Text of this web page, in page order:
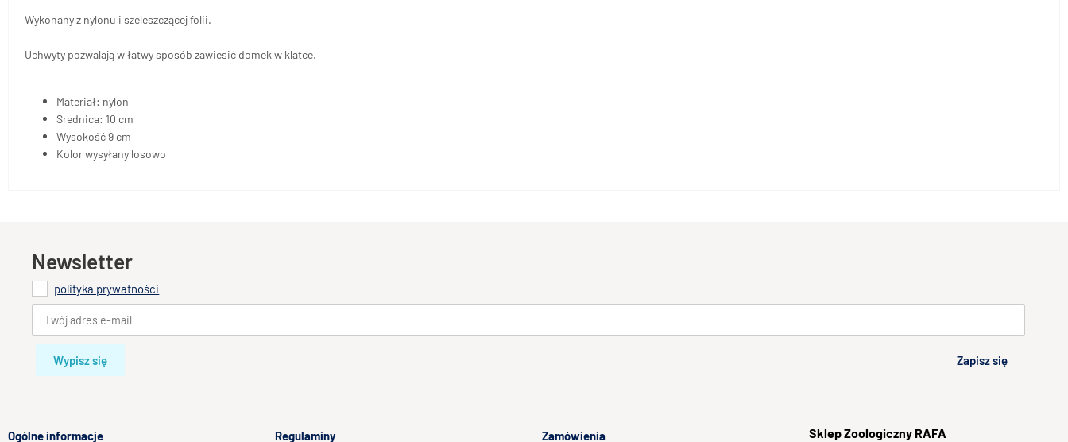
Wykonany z nylonu i szeleszczącej folii.
Uchwyty pozwalają w łatwy sposób zawiesić domek w klatce.
Materiał: nylon
Średnica: 10 cm
Wysokość 9 cm
Kolor wysyłany losowo
Newsletter
polityka prywatności
Wypisz się Zapisz się
Ogólne informacje Regulaminy Zamówienia SklepZoologiczny RAFA